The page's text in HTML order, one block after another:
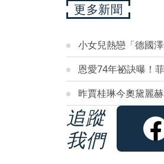
更多新聞
小女兒熱戀「德國
恩愛74年祕訣曝！
昨賈桂琳今奧黛麗
追蹤
我們